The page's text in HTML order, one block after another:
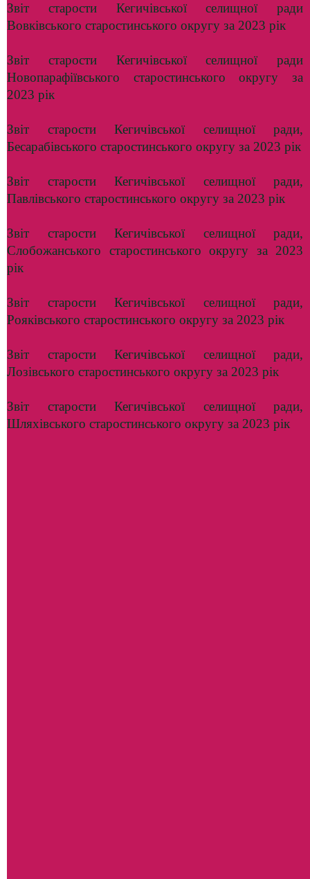
Звіт старости Кегичівської селищної ради
Вовківського старостинського округу за 2023 рік
Звіт старости Кегичівської селищної ради
Новопарафіївського старостинського округу за
2023 рік
Звіт старости Кегичівської селищної ради,
Бесарабівського старостинського округу за 2023 рік
Звіт старости Кегичівської селищної ради,
Павлівського старостинського округу за 2023 рік
Звіт старости Кегичівської селищної ради,
Слобожанського старостинського округу за 2023
рік
Звіт старости Кегичівської селищної ради,
Рояківського старостинського округу за 2023 рік
Звіт старости Кегичівської селищної ради,
Лозівського старостинського округу за 2023 рік
Звіт старости Кегичівської селищної ради,
Шляхівського старостинського округу за 2023 рік